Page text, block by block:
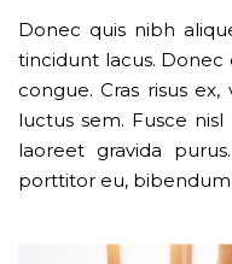
Donec quis nibh
tincidunt lacus. Donec
congue. Cras risus
luctus sem. Fusce
laoreet gravida
porttitor eu,